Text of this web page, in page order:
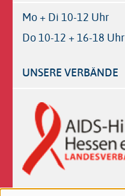
Mo + Di 10-12 Uhr
Do 10-12 + 16-18 Uhr
UNSERE VERBÄNDE
Logos